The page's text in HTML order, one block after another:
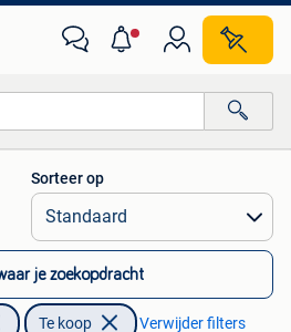
afstanden…
Sorteer op
je zoekopdracht
Te koop Verwijder filters